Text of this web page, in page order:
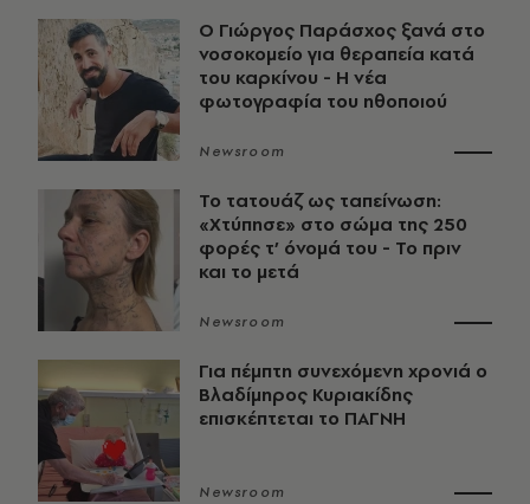
O Γιώργος Παράσχος ξανά στο
νοσοκομείο για θεραπεία κατά
του καρκίνου - Η νέα
φωτογραφία του ηθοποιού
Newsroom
Το τατουάζ ως ταπείνωση:
«Χτύπησε» στο σώμα της 250
φορές τ’ όνομά του - Το πριν
και το μετά
Newsroom
Για πέμπτη συνεχόμενη χρονιά ο
Βλαδίμηρος Κυριακίδης
επισκέπτεται το ΠΑΓΝΗ
Newsroom